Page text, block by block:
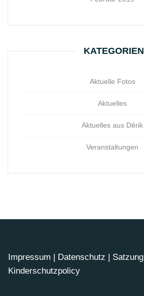
KATEGORIEN
Aktuelle Fotos
Aktuelles
Aktuelles aus Dêrik
Veranstaltungen
Impressum | Datenschutz | Satzung
Kinderschutzpolicy